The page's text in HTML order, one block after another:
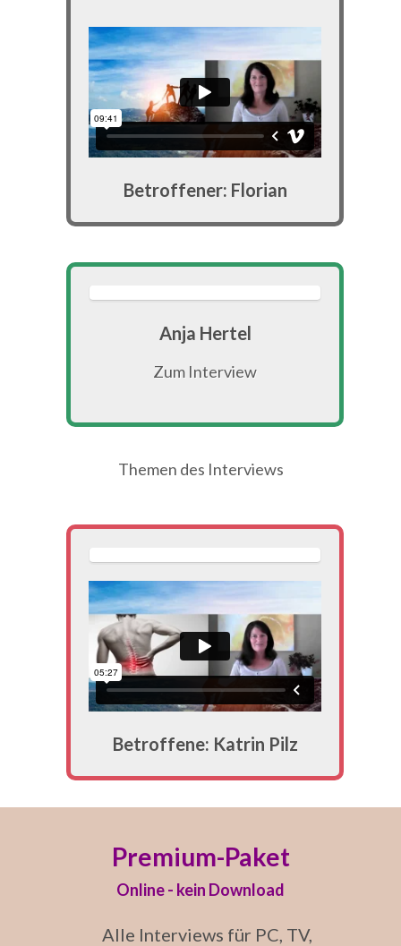
Betroffener: Florian
Anja Hertel
Zum Interview
Themen des Interviews
Betroffene: Katrin Pilz
Premium-Paket
Online - kein Download
Alle Interviews für PC, TV,